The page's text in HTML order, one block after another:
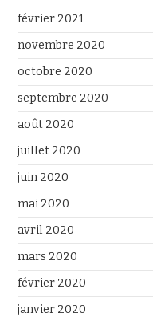
février 2021
novembre 2020
octobre 2020
septembre 2020
août 2020
juillet 2020
juin 2020
mai 2020
avril 2020
mars 2020
février 2020
janvier 2020